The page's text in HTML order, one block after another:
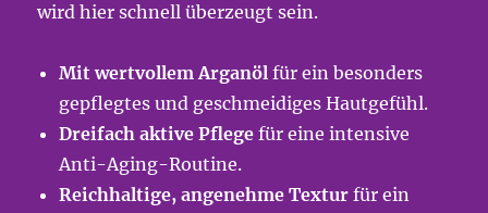
wird hier schnell überzeugt sein.
Mit wertvollem Arganöl für ein besonders
gepflegtes und geschmeidiges Hautgefühl.
Dreifach aktive Pflege für eine intensive
Anti-Aging-Routine.
Reichhaltige, angenehme Textur für ein